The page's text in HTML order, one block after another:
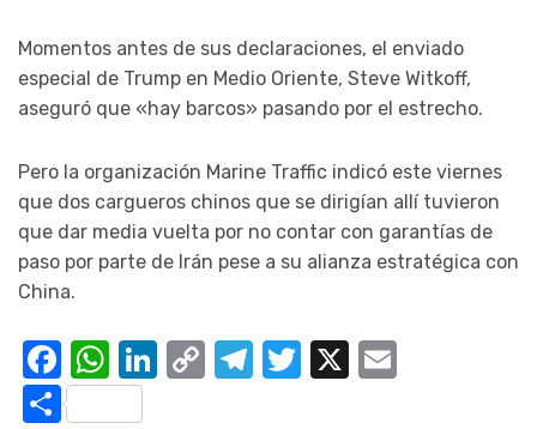
Momentos antes de sus declaraciones, el enviado
especial de Trump en Medio Oriente, Steve Witkoff,
aseguró que «hay barcos» pasando por el estrecho.
Pero la organización Marine Traffic indicó este viernes
que dos cargueros chinos que se dirigían allí tuvieron
que dar media vuelta por no contar con garantías de
paso por parte de Irán pese a su alianza estratégica con
China.
Facebook
WhatsApp
LinkedIn
CopyTelegram
Twitter
X
Compartir